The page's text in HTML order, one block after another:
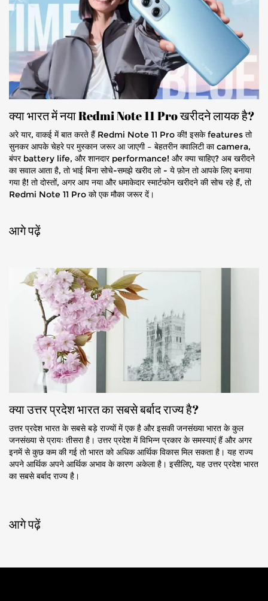
क्या भारत में नया Redmi Note 11 Pro खरीदने लायक है?
अरे यार, वाकई में बात करते हैं Redmi Note 11 Pro की! इसके features तो
सुनकर आपके चेहरे पर मुस्कान जरूर आ जाएगी – बेहतरीन क्वालिटी का camera,
बंपर battery life, और शानदार performance! और क्या चाहिए? अब खरीदने
का सवाल आता है, तो भाई बिना सोचे-समझे खरीद लो - ये फ़ोन तो आपके लिए बनाया
गया है! तो दोस्तों, अगर आप नया और धमाकेदार स्मार्टफोन खरीदने की सोच रहे हैं, तो
Redmi Note 11 Pro को एक मौका जरूर दें।
आगे पढ़ें
क्या उत्तर प्रदेश भारत का सबसे बर्बाद राज्य है?
उत्तर प्रदेश भारत के सबसे बड़े राज्यों में एक है और इसकी जनसंख्या भारत के कुल
जनसंख्या से प्रायः तीसरा है। उत्तर प्रदेश में विभिन्न प्रकार के समस्याएं हैं और अगर
इनमें से कुछ कम की गई तो भारत को अधिक आर्थिक विकास मिल सकता है। यह राज्य
अपने आर्थिक अपने आर्थिक अभाव के कारण अकेला है। इसीलिए, यह उत्तर प्रदेश भारत
का सबसे बर्बाद राज्य है।
आगे पढ़ें